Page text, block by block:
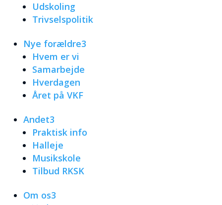
Udskoling
Trivselspolitik
Nye forældre3
Hvem er vi
Samarbejde
Hverdagen
Året på VKF
Andet3
Praktisk info
Halleje
Musikskole
Tilbud RKSK
Om os3